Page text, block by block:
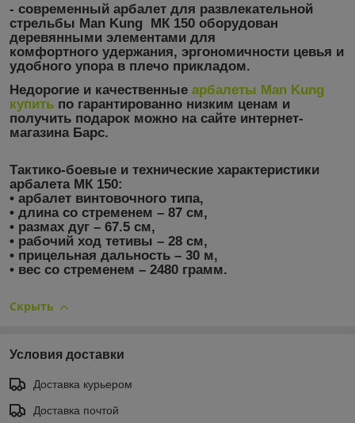
- современный арбалет для развлекательной
стрельбы Man Kung МК 150 оборудован
деревянными элементами для
комфортного удержания, эргономичности цевья и
удобного упора в плечо прикладом.
Недорогие и качественные арбалеты Man Kung
купить по гарантированно низким ценам и
получить подарок можно на сайте интернет-
магазина Барс.
Тактико-боевые и технические характеристики
арбалета МК 150:
• арбалет винтовочного типа,
• длина со стременем – 87 см,
• размах дуг – 67.5 см,
• рабочий ход тетивы – 28 см,
• прицельная дальность – 30 м,
• вес со стременем – 2480 грамм.
Скрыть
Условия доставки
Доставка курьером
Доставка почтой